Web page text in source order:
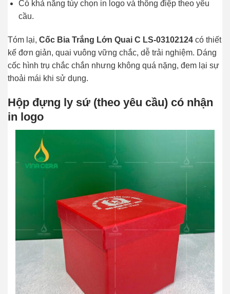
Có khả năng tùy chọn in logo và thông điệp theo yêu
cầu.
Tóm lại, Cốc Bia Trắng Lớn Quai C LS-03102124 có thiết
kế đơn giản, quai vuông vững chắc, dễ trải nghiệm. Dáng
cốc hình trụ chắc chắn nhưng không quá nặng, đem lại sự
thoải mái khi sử dụng.
Hộp đựng ly sứ (theo yêu cầu) có nhận
in logo